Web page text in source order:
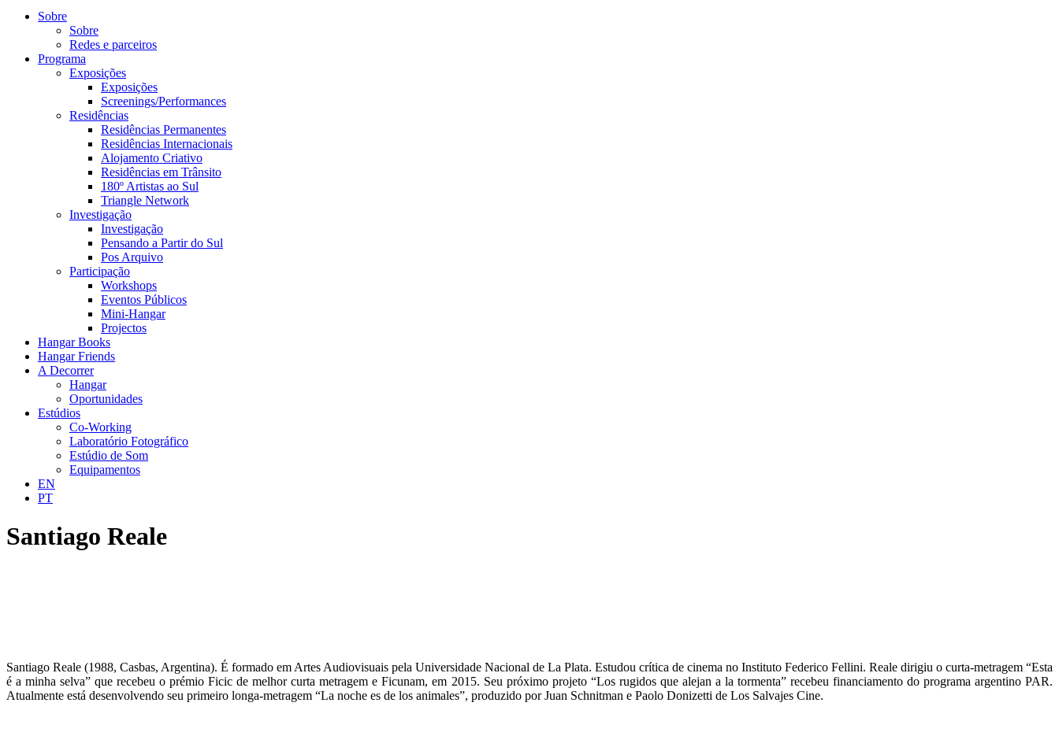
Sobre
Sobre
Redes e parceiros
Programa
Exposições
Exposições
Screenings/Performances
Residências
Residências Permanentes
Residências Internacionais
Alojamento Criativo
Residências em Trânsito
180º Artistas ao Sul
Triangle Network
Investigação
Investigação
Pensando a Partir do Sul
Pos Arquivo
Participação
Workshops
Eventos Públicos
Mini-Hangar
Projectos
Hangar Books
Hangar Friends
A Decorrer
Hangar
Oportunidades
Estúdios
Co-Working
Laboratório Fotográfico
Estúdio de Som
Equipamentos
EN
PT
Santiago Reale
Santiago Reale (1988, Casbas, Argentina). É formado em Artes Audiovisuais pela Universidade Nacional de La Plata. Estudou crítica de cinema no Instituto Federico Fellini. Reale dirigiu o curta-metragem “Esta
é a minha selva” que recebeu o prémio Ficic de melhor curta metragem e Ficunam, em 2015. Seu próximo projeto “Los rugidos que alejan a la tormenta” recebeu financiamento do programa argentino PAR.
Atualmente está desenvolvendo seu primeiro longa-metragem “La noche es de los animales”, produzido por Juan Schnitman e Paolo Donizetti de Los Salvajes Cine.